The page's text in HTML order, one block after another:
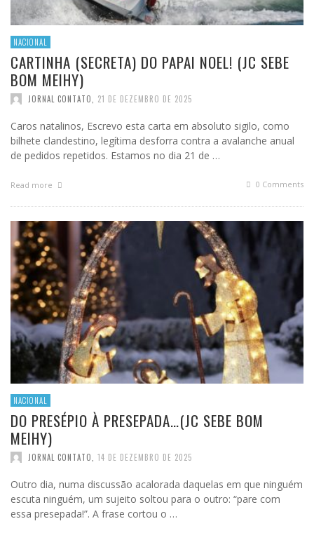
NACIONAL
CARTINHA (SECRETA) DO PAPAI NOEL! (JC SEBE
BOM MEIHY)
JORNAL CONTATO, 21 DE DEZEMBRO DE 2025
Caros natalinos, Escrevo esta carta em absoluto sigilo, como
bilhete clandestino, legítima desforra contra a avalanche anual
de pedidos repetidos. Estamos no dia 21 de …
Read more 0 Comments
NACIONAL
DO PRESÉPIO À PRESEPADA…(JC SEBE BOM
MEIHY)
JORNAL CONTATO, 14 DE DEZEMBRO DE 2025
Outro dia, numa discussão acalorada daquelas em que ninguém
escuta ninguém, um sujeito soltou para o outro: “pare com
essa presepada!”. A frase cortou o …